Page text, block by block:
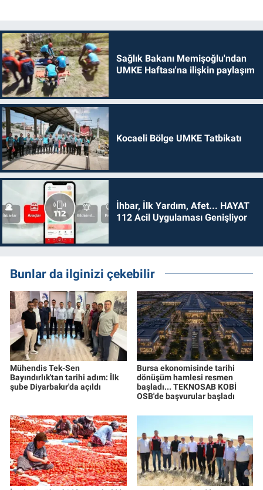
Sağlık Bakanı Memişoğlu'ndan
UMKE Haftası'na ilişkin paylaşım
Kocaeli Bölge UMKE Tatbikatı
İhbar, İlk Yardım, Afet... HAYAT
112 Acil Uygulaması Genişliyor
Bunlar da ilginizi çekebilir
Mühendis Tek-Sen
Bayındırlık'tan tarihi adım: İlk
şube Diyarbakır'da açıldı
Bursa ekonomisinde tarihi
dönüşüm hamlesi resmen
başladı... TEKNOSAB KOBİ
OSB'de başvurular başladı